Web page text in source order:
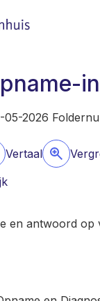
05-2026
Vertaal
en antwoord op